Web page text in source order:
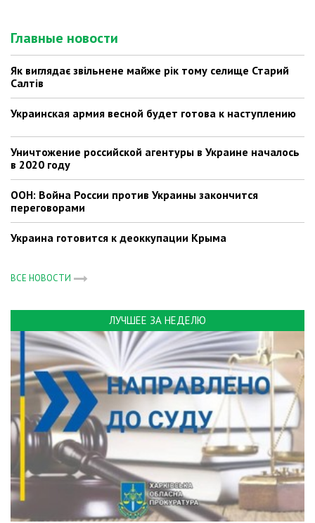
Главные новости
Як виглядає звільнене майже рік тому селище Старий
Салтів
Украинская армия весной будет готова к наступлению
Уничтожение российской агентуры в Украине началось
в 2020 году
ООН: Война России против Украины закончится
переговорами
Украина готовится к деоккупации Крыма
ВСЕ НОВОСТИ
ЛУЧШЕЕ ЗА НЕДЕЛЮ